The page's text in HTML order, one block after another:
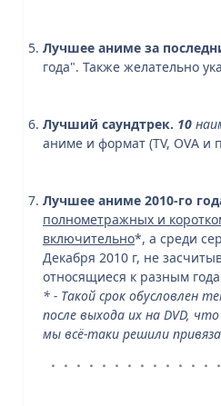
Лучшее аниме за
года". Также желательно
Лучший саундтрек. 10
аниме и формат (TV, OVА и
Лучшее аниме 2010-го
полнометражных и
включительно*, а среди
Декабря 2010 г, не
относящиеся к разным
* - Такой срок обусловлен
после выхода их на DVD,
мы всё-таки решили
・・・・・・・・・・・・